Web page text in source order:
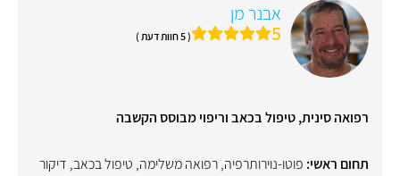
אבנר מן
5 ( 5 חוות דעת )
רפואה סינית, טיפול בכאב וריפוי מבוסס הקשבה
תחום ראשי: פוטו-נוירותרפיה,רפואה משלימה, טיפול בכאב, דיקור